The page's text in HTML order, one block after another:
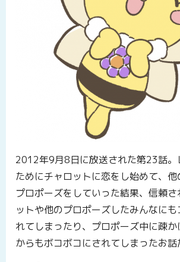
2012年9月8日に放送された第23話。
ためにチャロットに恋をし始めて、
プロポーズをしていった結果、信頼
ットや他のプロポーズしたみんなに
れてしまったり、プロポーズ中に疎
からもボコボコにされてしまったお話